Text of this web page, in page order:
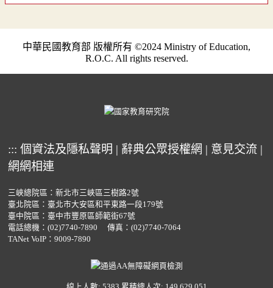
中華民國教育部 版權所有 ©2024 Ministry of Education,
R.O.C. All rights reserved.
::: 個資法及隱私聲明 | 辭典公眾授權網 | 意見交流 |
網網相連
三峽總院區：新北市三峽區三樹路2號
臺北院區：臺北市大安區和平東路一段179號
臺中院區：臺中市豐原區師範街67號
電話總機： (02)7740-7890
傳真：(02)7740-7064
TANet VoIP：9009-7890